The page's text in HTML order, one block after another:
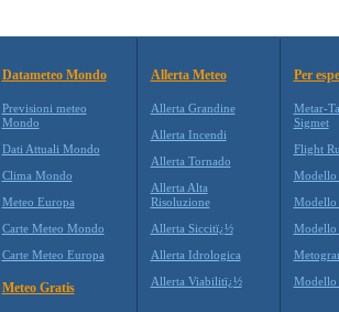
Datameteo Mondo
Previsioni meteo
Mondo
Dati Attuali Mondo
Clima Mondo
Meteo Europa
Carte Meteo Mondo
Carte Meteo Europa
Meteo Gratis
Allerta Meteo
Allerta Grandine
Allerta Incendi
Allerta Tornado
Allerta Alta
Risoluzione
Allerta Siccitï¿½
Allerta Idrologica
Allerta Viabilitï¿½
Per
Metar-
Sigmet
Flight
Modello
Modello
Modello
Modello